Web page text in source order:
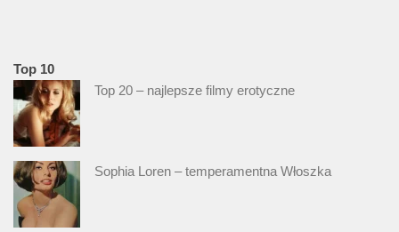
Top 10
Top 20 – najlepsze filmy erotyczne
Sophia Loren – temperamentna Włoszka